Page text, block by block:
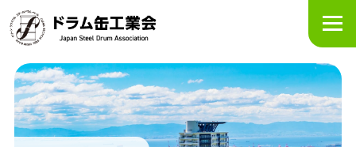
ニ
ュ
ー
を
開
く